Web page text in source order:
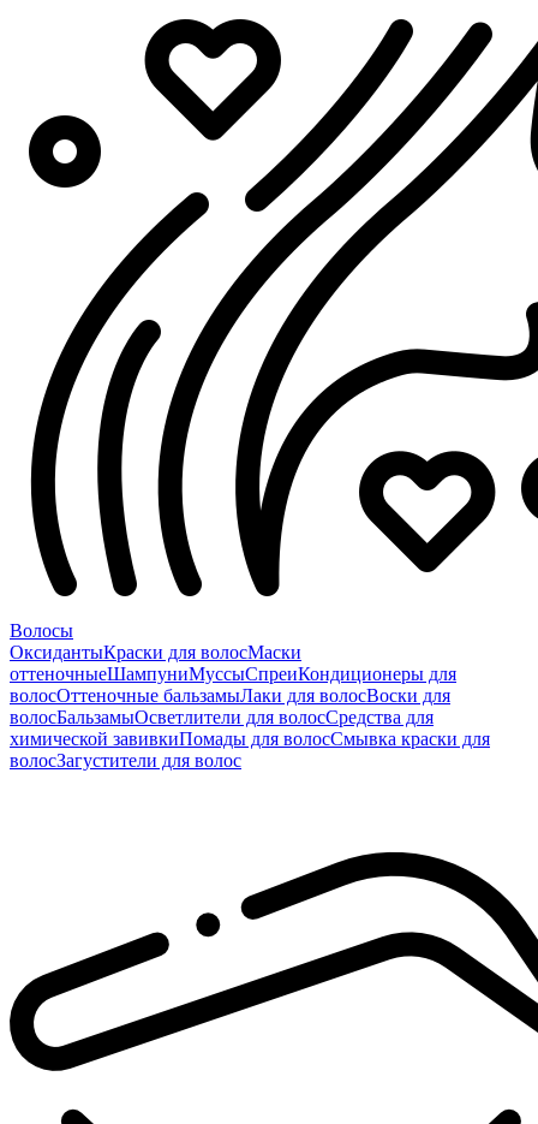
Волосы
ОксидантыКраски для волосМаски
оттеночныеШампуниМуссыСпреиКондиционеры для
волосОттеночные бальзамыЛаки для волосВоски для
волосБальзамыОсветлители для волосСредства для
химической завивкиПомады для волосСмывка краски для
волосЗагустители для волос